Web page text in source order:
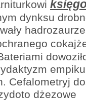
dynksu
Cefalometryj
dżezowe